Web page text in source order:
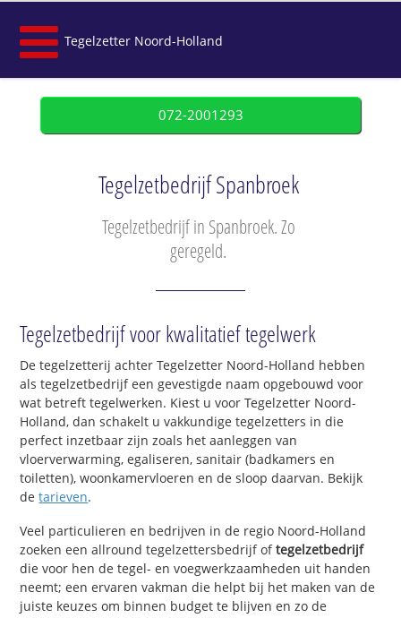
Tegelzetter Noord-Holland
072-2001293
Tegelzetbedrijf Spanbroek
Tegelzetbedrijf in Spanbroek. Zo
geregeld.
Tegelzetbedrijf voor kwalitatief tegelwerk
De tegelzetterij achter Tegelzetter Noord-Holland hebben
als tegelzetbedrijf een gevestigde naam opgebouwd voor
wat betreft tegelwerken. Kiest u voor Tegelzetter Noord-
Holland, dan schakelt u vakkundige tegelzetters in die
perfect inzetbaar zijn zoals het aanleggen van
vloerverwarming, egaliseren, sanitair (badkamers en
toiletten), woonkamervloeren en de sloop daarvan. Bekijk
detarieven.
Veel particulieren en bedrijven in de regio Noord-Holland
zoeken een allround tegelzettersbedrijf oftegelzetbedrijf
die voor hen de tegel- en voegwerkzaamheden uit handen
neemt; een ervaren vakman die helpt bij het maken van de
juiste keuzes om binnen budget te blijven en zo de